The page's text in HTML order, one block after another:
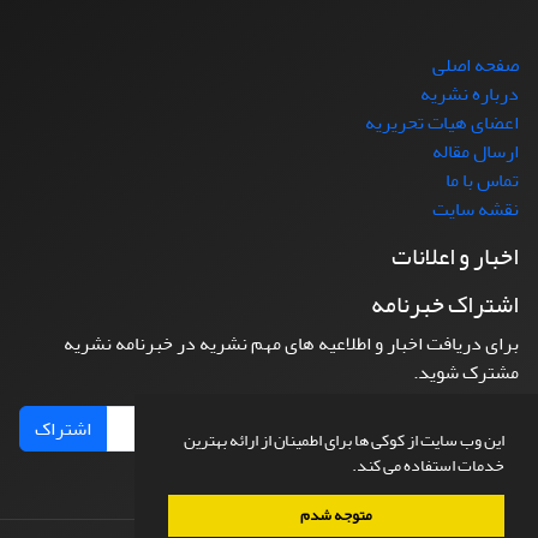
این وب سایت از کوکی ها برای اطمینان از ارائه بهترین
خدمات استفاده می کند.
متوجه شدم
صفحه اصلی
درباره نشریه
اعضای هیات تحریریه
ارسال مقاله
تماس با ما
نقشه سایت
اخبار و اعلانات
اشتراک خبرنامه
برای دریافت اخبار و اطلاعیه های مهم نشریه در خبرنامه نشریه
مشترک شوید.
اشتراک